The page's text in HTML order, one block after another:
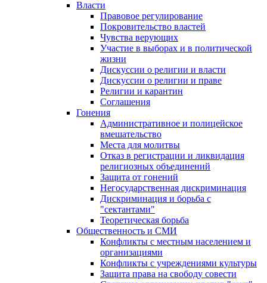
Власти
Правовое регулирование
Покровительство властей
Чувства верующих
Участие в выборах и в политической
жизни
Дискуссии о религии и власти
Дискуссии о религии и праве
Религии и карантин
Соглашения
Гонения
Административное и полицейское
вмешательство
Места для молитвы
Отказ в регистрации и ликвидация
религиозных объединений
Защита от гонений
Негосударственная дискриминация
Дискриминация и борьба с
"сектантами"
Теоретическая борьба
Общественность и СМИ
Конфликты с местным населением и
организациями
Конфликты с учреждениями культуры
Защита права на свободу совести